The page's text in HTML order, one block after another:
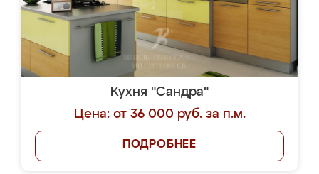
Кухня "Сандра"
Цена: от 36 000 руб. за п.м.
ПОДРОБНЕЕ